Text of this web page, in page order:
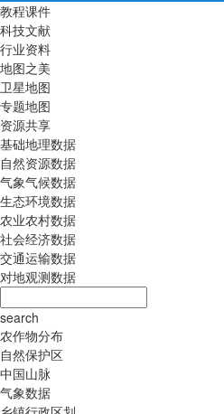
教程课件
科技文献
行业资料
地图之美
卫星地图
专题地图
资源共享
基础地理数据
自然资源数据
气象气候数据
生态环境数据
农业农村数据
社会经济数据
交通运输数据
对地观测数据
search
农作物分布
自然保护区
中国山脉
气象数据